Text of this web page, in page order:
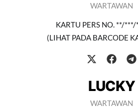
WARTAWAN
KARTU PERS NO. **/
(LIHAT PADA BARCODE
LUCKY
WARTAWAN